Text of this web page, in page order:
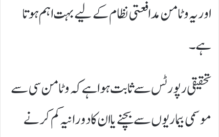
اور یہ وٹامن مدافعتی نظام کے لیے بہت اہم ہوتا
ہے۔
تحقیقی رپورٹس سے ثابت ہوا ہے کہ وٹامن سی سے
موسمی بیماریوں سے بچنے یا ان کا دورانیہ کم کرنے